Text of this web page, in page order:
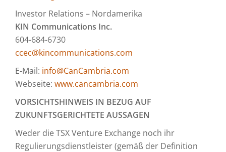
Investor Relations – Nordamerika
KIN Communications Inc.
604-684-6730
ccec@kincommunications.com
E-Mail: info@CanCambria.com
Webseite: www.cancambria.com
VORSICHTSHINWEIS IN BEZUG AUF
ZUKUNFTSGERICHTETE AUSSAGEN
Weder die TSX Venture Exchange noch ihr
Regulierungsdienstleister (gemäß der Definition